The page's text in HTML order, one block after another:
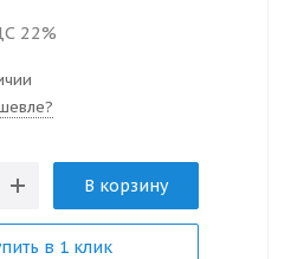
22%
В корзину
в 1 клик